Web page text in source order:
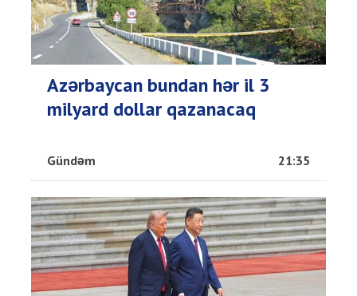
Azərbaycan bundan hər il 3
milyard dollar qazanacaq
Gündəm 21:35